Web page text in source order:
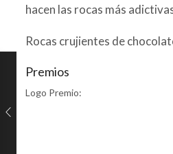
hacen las rocas más
Rocas crujientes de
Premios
Logo Premio: